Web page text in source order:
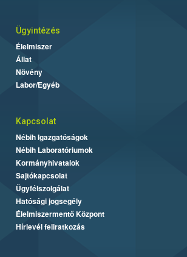
Ügyintézés
Élelmiszer
Állat
Növény
Labor/Egyéb
Kapcsolat
Nébih Igazgatóságok
Nébih Laboratóriumok
Kormányhivatalok
Sajtókapcsolat
Ügyfélszolgálat
Hatósági jogsegély
Élelmiszermentő Központ
Hírlevél feliratkozás